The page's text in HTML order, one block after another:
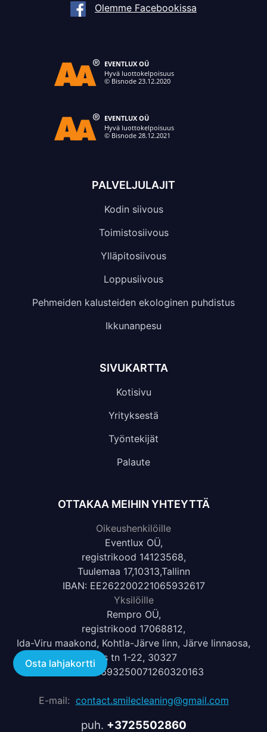
Olemme Facebookissa
PALVELJULAJIT
Kodin siivous
Toimistosiivous
Ylläpitosiivous
Loppusiivous
Pehmeiden kalusteiden ekologinen puhdistus
Ikkunanpesu
SIVUKARTTA
Kotisivu
Yrityksestä
Työntekijät
Palaute
OTTAKAA MEIHIN YHTEYTTÄ
Oikeushenkilöille
Eventlux OÜ,
registrikood 14123568,
Tuulemaa 17,10313,Tallinn
IBAN: EE262200221065932617
Yksilöille
Rempro OÜ,
registrikood 17068812,
Ida-Viru maakond, Kohtla-Järve linn, Järve linnaosa,
Uus tn 1-22, 30327
IBAN: LT693250071260320163
E-mail: contact.smilecleaning@gmail.com
puh. +3725502860
Osta lahjakortti